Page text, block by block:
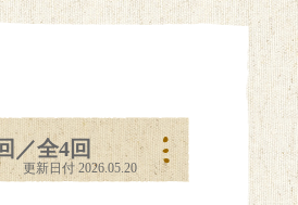
／全4回
更新日付 2026.05.20